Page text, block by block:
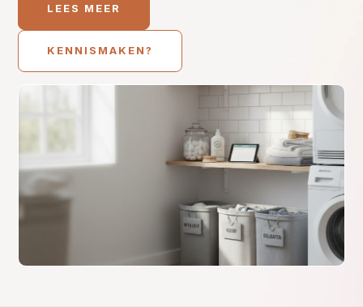
LEES MEER
KENNISMAKEN?